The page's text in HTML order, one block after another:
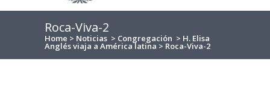
Roca-Viva-2
Home > Noticias > Congregación > H. Elisa
Anglés viaja a América latina > Roca-Viva-2